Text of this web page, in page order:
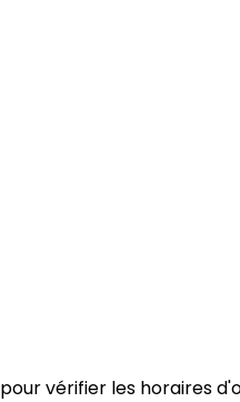
pour vérifier les horaires